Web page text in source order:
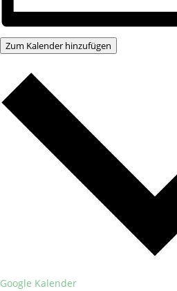
Zum Kalender hinzufügen
Google Kalender